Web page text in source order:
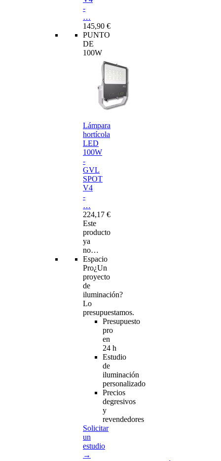
-
…
145,90 €
PUNTO
DE
100W
Lámpara
hortícola
LED
100W
-
GVL
SPOT
V4
-
…
224,17 €
Este
producto
ya
no…
Espacio
Pro¿Un
proyecto
de
iluminación?
Lo
presupuestamos.
Presupuesto
pro
en
24 h
Estudio
de
iluminación
personalizado
Precios
degresivos
y
revendedores
Solicitar
un
estudio
→